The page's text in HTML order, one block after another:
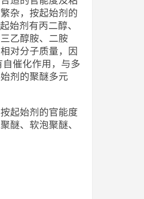
杂，按起始剂的
始剂有丙二醇、
乙醇胺、二胺
对分子质量，因
催化作用，与多
剂的聚醚多元
起始剂的官能度
醚、软泡聚醚、